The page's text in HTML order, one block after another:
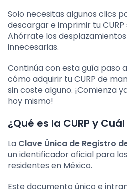
Solo necesitas algunos clics
descargar e imprimir tu CURP
Ahórrate los
innecesarias.
Continúa con esta guía paso
cómo adquirir tu CURP de
sin coste alguno. ¡Comienza
hoy mismo!
¿Qué es la CURP y
La Clave Única de Registro
un identificador oficial para
residentes en México.
Este documento único e